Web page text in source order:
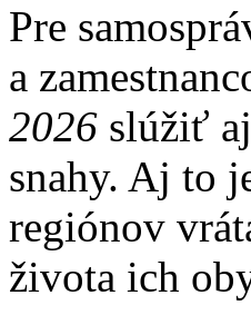
Pre
a
2026 slúžiť
snahy. Aj to
regiónov
života ich